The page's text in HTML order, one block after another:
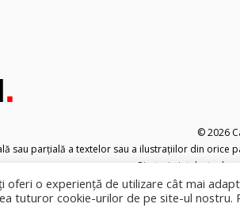
.
© 2026
sau parțială a textelor sau a ilustrațiilor din orice
Pirateria intelectuala
o experiență de utilizare cât mai
tuturor cookie-urilor de pe site-ul nostru.